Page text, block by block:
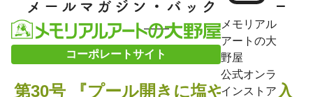
コーポレートサイト
メモリアル
アートの大
野屋
公式オンラ
インストア
第30号 『プール開きに塩やお酒を入